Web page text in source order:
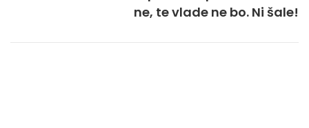
ne, te vlade ne bo. Ni šale!